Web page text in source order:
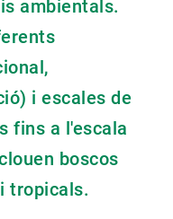
ambientals.
i escales de
fins a l'escala
boscos
tropicals.